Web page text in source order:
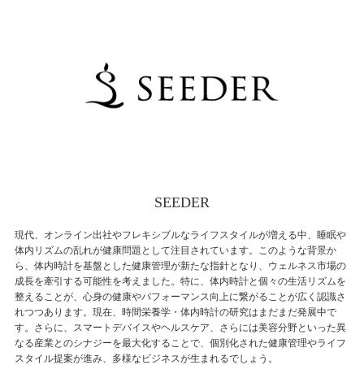
SEEDER
現代、オンライン出社やフレキシブルなライフスタイルが増える中、睡眠や
体内リズムの乱れが健康問題として注目されています。このような背景か
ら、体内時計を基盤とした健康管理が新たな指針となり、ウェルネス市場の
成長を牽引する可能性を考えました。特に、体内時計と個々の生活リズムを
整えることが、心身の健康やパフォーマンス向上に繋がることが広く認識さ
れつつあります。現在、時間栄養学・体内時計の研究はまだまだ発展中で
す。さらに、スマートデバイスやヘルスケア、さらには美容分野といった異
なる産業とのシナジーを最大化することで、個別化された健康管理やライフ
スタイル提案が進み、多様なビジネスが生まれるでしょう。